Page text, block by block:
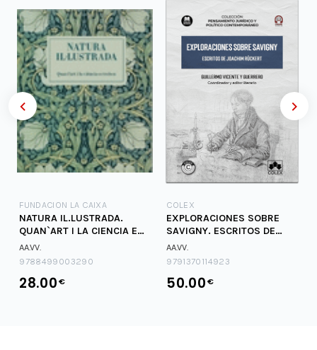
FUNDACION LA CAIXA
NATURA IL.LUSTRADA.
QUAN`ART I LA CIENCIA ES
TROBEN
AA.VV.
9788499003290
28.00€
COLEX
EXPLORACIONES SOBRE
SAVIGNY. ESCRITOS DE
JOACHIM RUCKERT
AA.VV.
9791370114923
50.00€